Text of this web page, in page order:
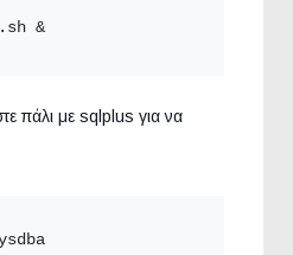
sh &
πάλι με sqlplus για να